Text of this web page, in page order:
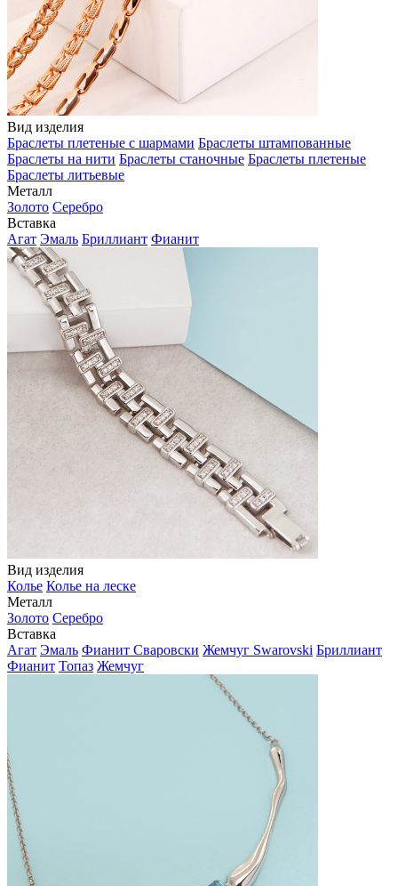
Вид изделия
Браслеты плетеные с шармами Браслеты штампованные
Браслеты на нити Браслеты станочные Браслеты плетеные
Браслеты литьевые
Металл
Золото Серебро
Вставка
Агат Эмаль Бриллиант Фианит
Вид изделия
Колье Колье на леске
Металл
Золото Серебро
Вставка
Агат Эмаль Фианит Сваровски Жемчуг Swarovski Бриллиант
Фианит Топаз Жемчуг